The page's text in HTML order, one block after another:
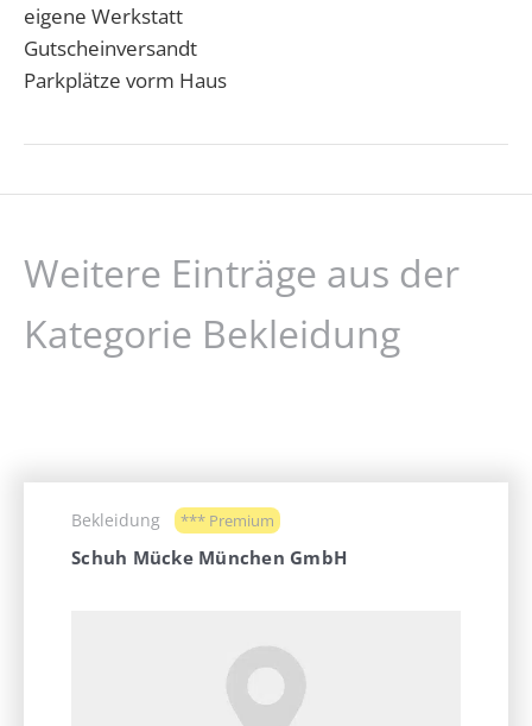
eigene Werkstatt
Gutscheinversandt
Parkplätze vorm Haus
Weitere Einträge aus der
Kategorie Bekleidung
Bekleidung *** Premium
Schuh Mücke München GmbH